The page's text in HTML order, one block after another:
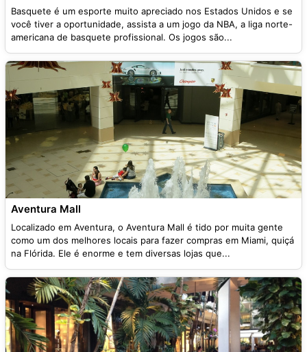
Basquete é um esporte muito apreciado nos Estados Unidos e se
você tiver a oportunidade, assista a um jogo da NBA, a liga norte-
americana de basquete profissional. Os jogos são...
Aventura Mall
Localizado em Aventura, o Aventura Mall é tido por muita gente
como um dos melhores locais para fazer compras em Miami, quiçá
na Flórida. Ele é enorme e tem diversas lojas que...